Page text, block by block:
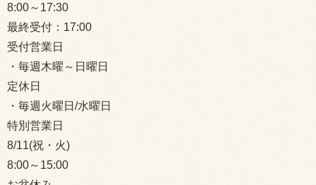
8:00～17:30
最終受付： 17:00
受付営業日
・毎週木曜～日曜日
定休日
・毎週火曜日/水曜日
特別営業日
8/11(祝・火)
8:00～15:00